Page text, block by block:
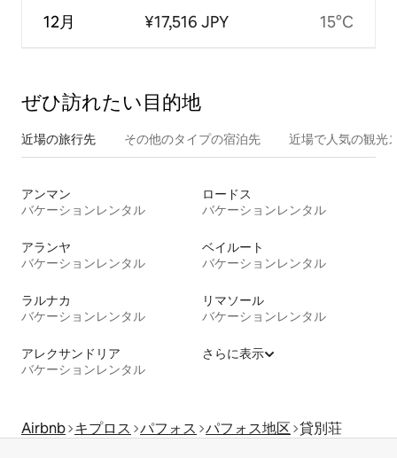
12月 ¥17,516 JPY 15°C
ぜひ訪⁠れ⁠た⁠い目⁠的⁠地
近場の旅行先 その他のタ⁠イ⁠プ⁠の宿⁠泊⁠先 近場で人気の観光
アンマン
バケーションレンタル
ロードス
バケーションレンタル
アランヤ
バケーションレンタル
ベイルート
バケーションレンタル
ラルナカ
バケーションレンタル
リマソール
バケーションレンタル
アレクサンドリア
バケーションレンタル
さらに表示
Airbnb キプロス パフォス パフォス地区 貸別荘